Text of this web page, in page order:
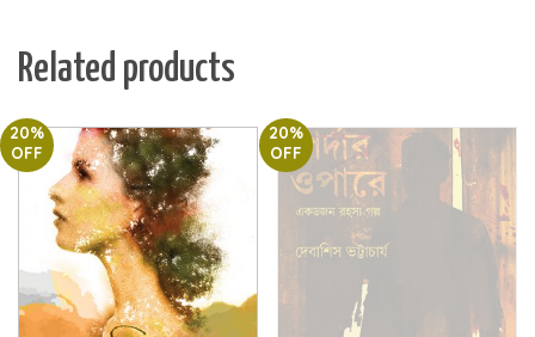
Related products
20%
OFF
20%
OFF